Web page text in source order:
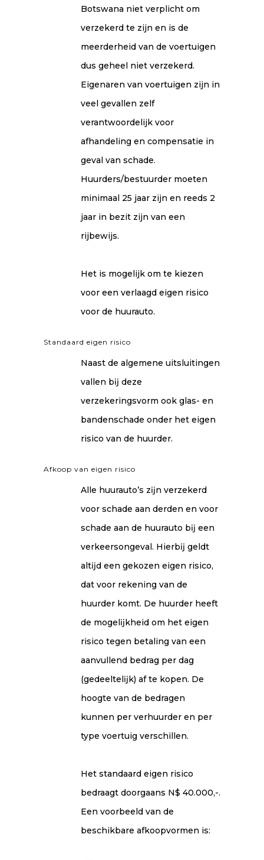
Botswana niet verplicht om
verzekerd te zijn en is de
meerderheid van de voertuigen
dus geheel niet verzekerd.
Eigenaren van voertuigen zijn in
veel gevallen zelf
verantwoordelijk voor
afhandeling en compensatie in
geval van schade.
Huurders/bestuurder moeten
minimaal 25 jaar zijn en reeds 2
jaar in bezit zijn van een
rijbewijs.
Het is mogelijk om te kiezen
voor een verlaagd eigen risico
voor de huurauto.
Standaard eigen risico
Naast de algemene uitsluitingen
vallen bĳ deze
verzekeringsvorm ook glas- en
bandenschade onder het eigen
risico van de huurder.
Afkoop van eigen risico
Alle huurauto’s zĳn verzekerd
voor schade aan derden en voor
schade aan de huurauto bĳ een
verkeersongeval. Hierbĳ geldt
altĳd een gekozen eigen risico,
dat voor rekening van de
huurder komt. De huurder heeft
de mogelĳkheid om het eigen
risico tegen betaling van een
aanvullend bedrag per dag
(gedeeltelĳk) af te kopen. De
hoogte van de bedragen
kunnen per verhuurder en per
type voertuig verschillen.
Het standaard eigen risico
bedraagt doorgaans N$ 40.000,-.
Een voorbeeld van de
beschikbare afkoopvormen is: